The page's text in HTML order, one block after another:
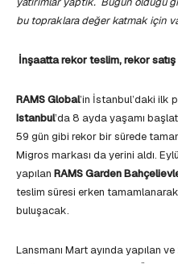
bu topraklara değer katmak için
İnşaatta rekor teslim, rekor satış
RAMS Global’in İstanbul’daki ilk
Istanbul’da 8 ayda yaşamı
59 gün gibi rekor bir sürede
Migros markası da yerini aldı.
yapılan RAMS Garden
teslim süresi erken
buluşacak.
Lansmanı Mart ayında yapılan